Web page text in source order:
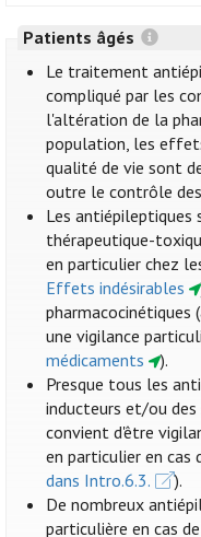
Patients âgés
Le traitement
compliqué par les
l'altération de la
population, les
qualité de vie sont
outre le contrôle
Les antiépileptiques
thérapeutique-
en particulier chez
Effets indésirables
pharmacocinétiques
une vigilance
médicaments
).
Presque tous les
inducteurs et/ou des
convient d'être
en particulier en cas
dans Intro.6.3.
).
De nombreux
particulière en cas